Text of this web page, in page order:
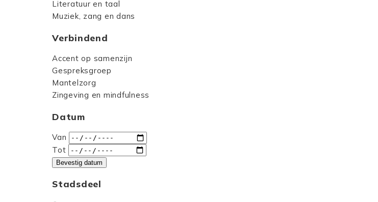
Literatuur en taal
Muziek, zang en dans
Verbindend
Accent op samenzijn
Gespreksgroep
Mantelzorg
Zingeving en mindfulness
Datum
Van
Tot
Bevestig datum
Stadsdeel